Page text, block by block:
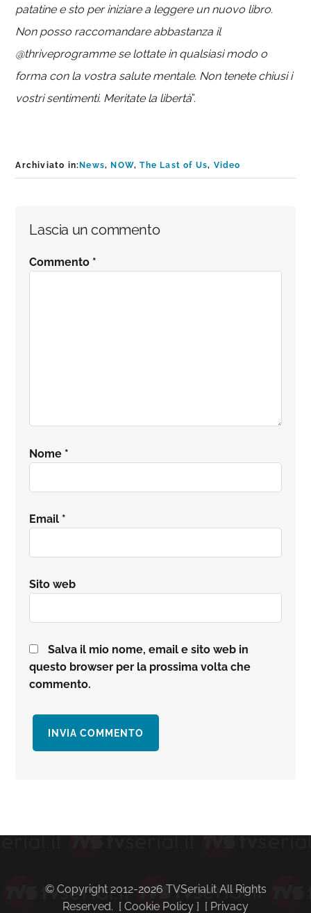
patatine e sto per iniziare a leggere un nuovo libro.
Non posso raccomandare abbastanza il
@thriveprogramme se lottate in qualsiasi modo o
forma con la vostra salute mentale. Non tenete chiusi i
vostri sentimenti. Meritate la libertà”.
Archiviato in: News, NOW,The Last of Us, Video
Interazioni
del
Lascia un commento
Commento *
Nome *
Email *
Sito web
Salva il mio nome, email e sito web in
questo browser per la prossima volta che
commento.
primaria
© Copyright 2012-2026 TVSerial.it All Rights
Reserved. [ Cookie Policy ] [ Privacy